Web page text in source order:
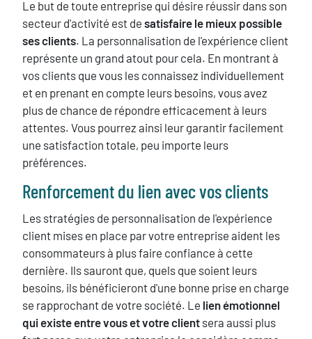
Le but de toute entreprise qui désire réussir dans son
secteur d'activité est de satisfaire le mieux possible
ses clients. La personnalisation de l'expérience client
représente un grand atout pour cela. En montrant à
vos clients que vous les connaissez individuellement
et en prenant en compte leurs besoins, vous avez
plus de chance de répondre efficacement à leurs
attentes. Vous pourrez ainsi leur garantir facilement
une satisfaction totale, peu importe leurs
préférences.
Renforcement du lien avec vos clients
Les stratégies de personnalisation de l'expérience
client mises en place par votre entreprise aident les
consommateurs à plus faire confiance à cette
dernière. Ils sauront que, quels que soient leurs
besoins, ils bénéficieront d'une bonne prise en charge
se rapprochant de votre société. Le lien émotionnel
qui existe entre vous et votre client sera aussi plus